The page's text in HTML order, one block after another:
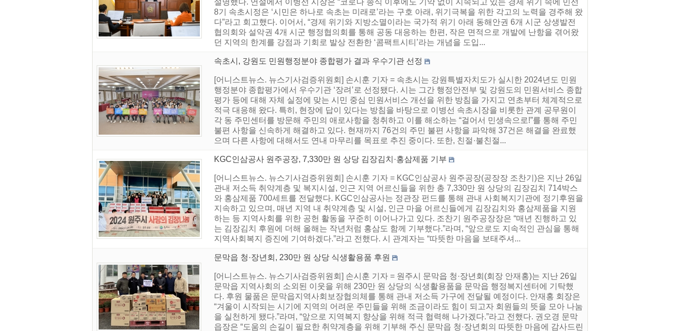
설명했다. 연설에서 이병선 시장은 “코로나 종식 이후에도 기약 없이 지속되고 있는 경제 위기 속에 민선
8기 속초시정은 ‘시민은 하나로 속초는 미래로’라는 구호 아래, 위기극복을 위한 각고의 노력을 경주해 왔
다”라고 회고했다. 이어서, “경제 위기와 지방소멸이라는 국가적 위기 아래 동해안권 6개 시군 상생발전
협의회와 설악권 4개 시군 행정협의회를 통해 공동 대응하는 한편, 작은 면적으로 개발에 난항을 겪어왔
던 지역의 한계를 강점과 기회로 발상 전환한 ‘콤팩트시티’라는 개념을 도입...
속초시, 강원도 민원행정분야 종합평가 결과 우수기관 선정
[어니스트뉴스. 뉴스기사검증위원회] 손시훈 기자 = 속초시는 강원특별자치도가 실시한 2024년도 민원
행정분야 종합평가에서 우수기관 ‘장려’로 선정됐다. 시는 그간 행정안전부 및 강원도의 민원서비스 종합
평가 등에 대해 자체 실정에 맞는 시민 중심 민원서비스 개선을 위한 방침을 가지고 연초부터 체계적으로
적극 대응해 왔다. 특히, 현장에 답이 있다는 방침을 바탕으로 이병선 속초시장을 비롯한 관계 공무원이
각 동 주민센터를 방문해 주민의 애로사항을 청취하고 이를 해소하는 “걸어서 민생속으로!”를 통해 주민
불편 사항을 신속하게 해결하고 있다. 현재까지 76건의 주민 불편 사항을 파악해 37건은 해결을 완료했
으며 다른 사항에 대해서도 연내 마무리를 목표로 추진 중이다. 또한, 친절·불친절...
KGC인삼공사 원주공장, 7,330만 원 상당 김장김치·홍삼제품 기부
[어니스트뉴스. 뉴스기사검증위원회] 손시훈 기자 = KGC인삼공사 원주공장(공장장 조찬기)은 지난 26일
관내 저소득 취약계층 및 복지시설, 인근 지역 어르신들을 위한 총 7,330만 원 상당의 김장김치 714박스
와 홍삼제품 700세트를 전달했다. KGC인삼공사는 정관장 펀드를 통해 관내 사회복지기관에 정기후원을
지속하고 있으며, 매년 지역 내 취약계층 및 시설, 인근 마을 어르신들에게 김장김치와 홍삼제품을 지원
하는 등 지역사회를 위한 공헌 활동을 꾸준히 이어나가고 있다. 조찬기 원주공장장은 “매년 진행하고 있
는 김장김치 후원에 더해 올해는 작년처럼 홍삼도 함께 기부했다.”라며, “앞으로도 지속적인 관심을 통해
지역사회복지 증진에 기여하겠다.”라고 전했다. 시 관계자는 “따뜻한 마음을 보태주셔...
문막읍 청·장년회, 230만 원 상당 식생활용품 후원
[어니스트뉴스. 뉴스기사검증위원회] 손시훈 기자 = 원주시 문막읍 청·장년회(회장 안재홍)는 지난 26일
문막읍 지역사회의 소외된 이웃을 위해 230만 원 상당의 식생활용품을 문막읍 행정복지센터에 기탁했
다. 후원 물품은 문막읍지역사회보장협의체를 통해 관내 저소득 가구에 전달될 예정이다. 안재홍 회장은
“겨울이 시작되는 시기에 지역의 어려운 주민들을 위해 조금이라도 힘이 되고자 회원들의 뜻을 모아 나눔
을 실천하게 됐다.”라며, “앞으로 지역복지 향상을 위해 적극 협력해 나가겠다.”라고 전했다. 권오경 문막
읍장은 “도움의 손길이 필요한 취약계층을 위해 기부해 주신 문막읍 청·장년회의 따뜻한 마음에 감사드린